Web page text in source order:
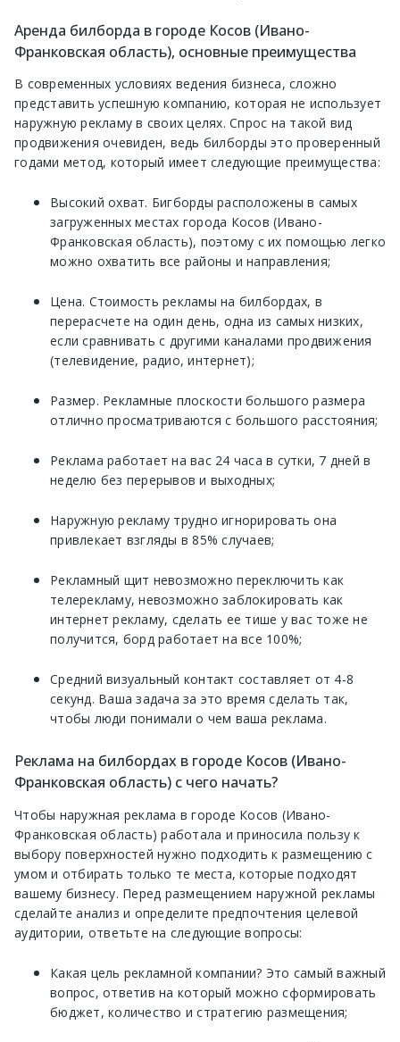
Аренда билборда в городе Косов (Ивано-
Франковская область), основные преимущества
В современных условиях ведения бизнеса, сложно
представить успешную компанию, которая не использует
наружную рекламу в своих целях. Спрос на такой вид
продвижения очевиден, ведь билборды это проверенный
годами метод, который имеет следующие преимущества:
Высокий охват. Бигборды расположены в самых
загруженных местах города Косов (Ивано-
Франковская область), поэтому с их помощью легко
можно охватить все районы и направления;
Цена. Стоимость рекламы на билбордах, в
перерасчете на один день, одна из самых низких,
если сравнивать с другими каналами продвижения
(телевидение, радио, интернет);
Размер. Рекламные плоскости большого размера
отлично просматриваются с большого расстояния;
Реклама работает на вас 24 часа в сутки, 7 дней в
неделю без перерывов и выходных;
Наружную рекламу трудно игнорировать она
привлекает взгляды в 85% случаев;
Рекламный щит невозможно переключить как
телерекламу, невозможно заблокировать как
интернет рекламу, сделать ее тише у вас тоже не
получится, борд работает на все 100%;
Средний визуальный контакт составляет от 4-8
секунд. Ваша задача за это время сделать так,
чтобы люди понимали о чем ваша реклама.
Реклама на билбордах в городе Косов (Ивано-
Франковская область) с чего начать?
Чтобы наружная реклама в городе Косов (Ивано-
Франковская область) работала и приносила пользу к
выбору поверхностей нужно подходить к размещению с
умом и отбирать только те места, которые подходят
вашему бизнесу. Перед размещением наружной рекламы
сделайте анализ и определите предпочтения целевой
аудитории, ответьте на следующие вопросы:
Какая цель рекламной компании? Это самый важный
вопрос, ответив на который можно сформировать
бюджет, количество и стратегию размещения;